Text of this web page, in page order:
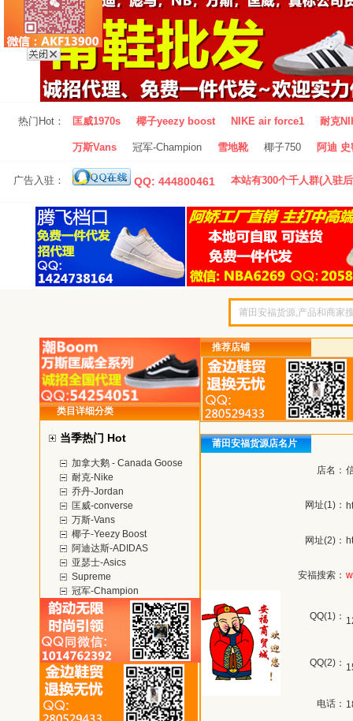
热门Hot： 匡威1970s 椰子yeezy boost NIKE air force1 耐克
万斯Vans 冠军-Champion 雪地靴 椰子750 阿迪
广告入驻： QQ: 444800461 本站有300个千人群(入驻
类目详细分类
当季热门 Hot
加拿大鹅 - Canada Goose
耐克-Nike
乔丹-Jordan
匡威-converse
万斯-Vans
椰子-Yeezy Boost
阿迪达斯-ADIDAS
亚瑟士-Asics
Supreme
冠军-Champion
推荐店铺
莆田安福货源店名片
店名：
网址(1)：
网址(2)：
安福搜索：
QQ(1)：
QQ(2)：
电话：